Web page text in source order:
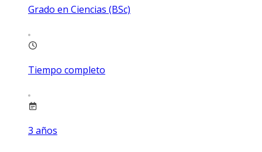
Grado en Ciencias (BSc)
Tiempo completo
3 años